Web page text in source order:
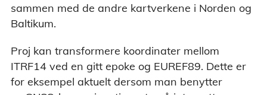
sammen med de andre kartverkene i Norden og
Baltikum.
Proj kan transformere koordinater mellom
ITRF14 ved en gitt epoke og EUREF89. Dette er
for eksempel aktuelt dersom man benytter